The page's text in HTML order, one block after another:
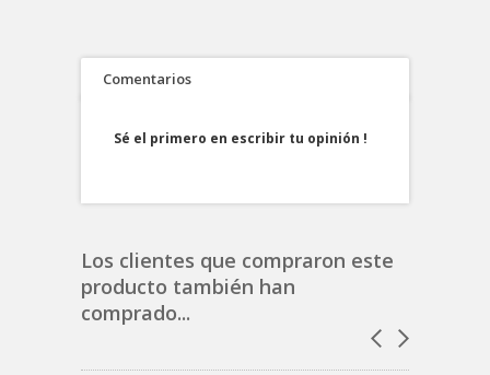
Comentarios
Sé el primero en escribir tu opinión !
Los clientes que compraron este
producto también han
comprado...